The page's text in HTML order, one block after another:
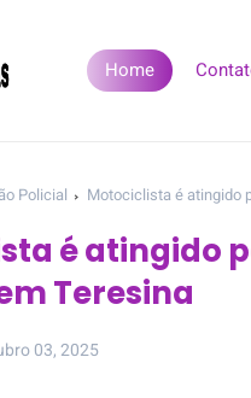
Home
Policial Motociclista é atingido
é atingido
Teresina
03, 2025